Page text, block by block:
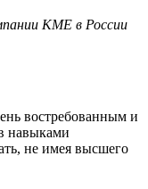
КМЕ в России
востребованным и
навыками
не имея высшего